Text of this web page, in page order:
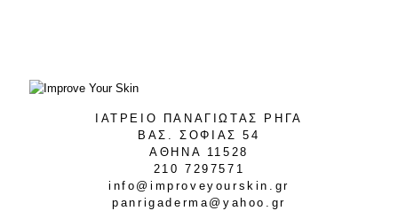
ΙΑΤΡΕΙΟ ΠΑΝΑΓΙΩΤΑΣ ΡΗΓΑ
ΒΑΣ. ΣΟΦΙΑΣ 54
ΑΘΗΝΑ 11528
210 7297571
info@improveyourskin.gr
panrigaderma@yahoo.gr